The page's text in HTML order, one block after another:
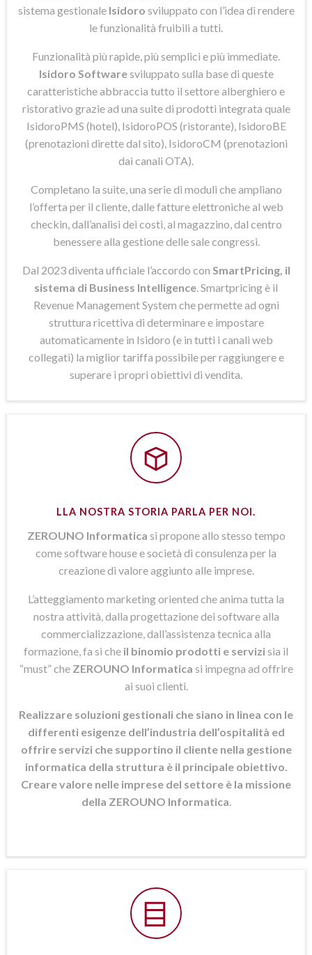
sistema gestionale Isidoro sviluppato con l’idea di rendere
le funzionalità fruibili a tutti.
Funzionalità più rapide, più semplici e più immediate.
Isidoro Softwaresviluppato sulla base di queste
caratteristiche abbraccia tutto il settore alberghiero e
ristorativo grazie ad una suite di prodotti integrata quale
IsidoroPMS (hotel), IsidoroPOS (ristorante), IsidoroBE
(prenotazioni dirette dal sito), IsidoroCM (prenotazioni
dai canali OTA).
Completano la suite, una serie di moduli che ampliano
l’offerta per il cliente, dalle fatture elettroniche al web
checkin, dall’analisi dei costi, al magazzino, dal centro
benessere alla gestione delle sale congressi.
Dal 2023 diventa ufficiale l’accordo con SmartPricing, il
sistema di Business Intelligence . Smartpricing è il
Revenue Management System che permette ad ogni
struttura ricettiva di determinare e impostare
automaticamente in Isidoro (e in tutti i canali web
collegati) la miglior tariffa possibile per raggiungere e
superare i propri obiettivi di vendita.
LLA NOSTRA STORIA PARLA PER NOI.
ZEROUNO Informatica si propone allo stesso tempo
come software house e società di consulenza per la
creazione di valore aggiunto alle imprese.
L’atteggiamento marketing oriented che anima tutta la
nostra attività, dalla progettazione dei software alla
commercializzazione, dall’assistenza tecnica alla
formazione, fa si che il binomio prodotti e servizisia il
“must” che ZEROUNO Informatica si impegna ad offrire
ai suoi clienti.
Realizzare soluzioni gestionali che siano in linea con le
differenti esigenze dell’industria dell’ospitalità ed
offrire servizi che supportino il cliente nella gestione
informatica della struttura è il principale obiettivo.
Creare valore nelle imprese del settore è la missione
della ZEROUNO Informatica